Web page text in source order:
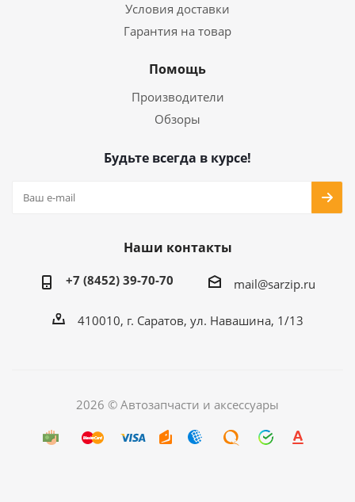
Условия доставки
Гарантия на товар
Помощь
Производители
Обзоры
Будьте всегда в курсе!
Наши контакты
+7 (8452) 39-70-70 mail@sarzip.ru
410010, г. Саратов, ул. Навашина, 1/13
2026 © Автозапчасти и аксессуары